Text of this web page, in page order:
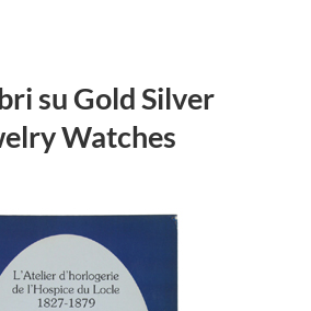
su Gold Silver
Watches